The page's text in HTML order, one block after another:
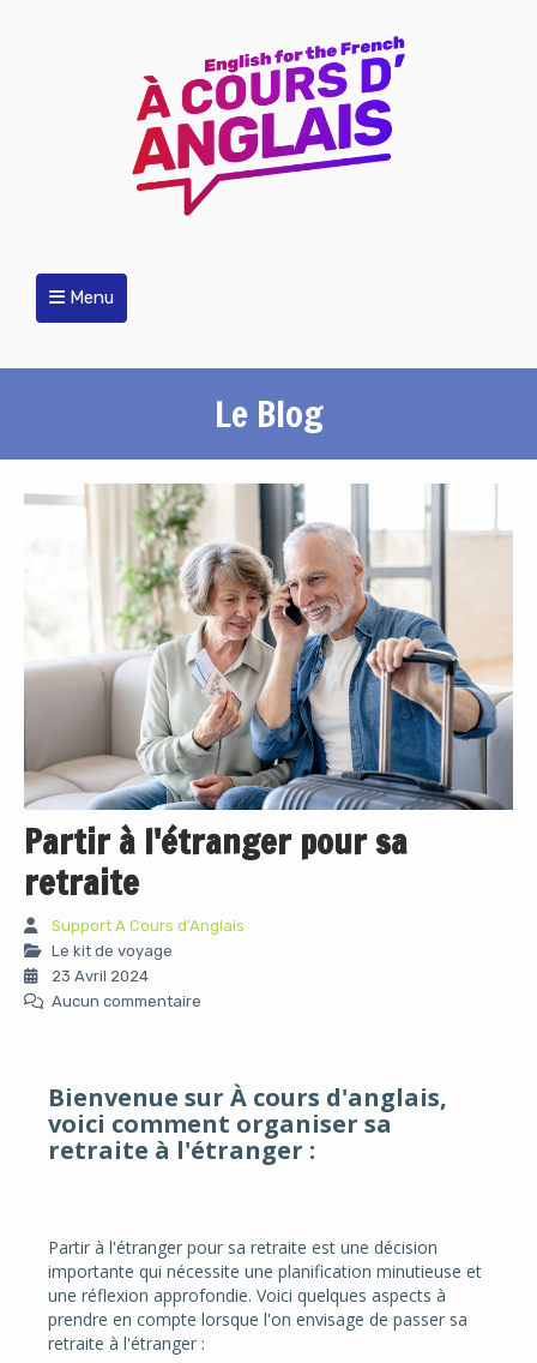
Menu
Le Blog
Partir à l'étranger pour sa
retraite
Support A Cours d'Anglais
Le kit de voyage
23 Avril 2024
Aucun commentaire
Bienvenue sur À cours d'anglais,
voici comment organiser sa
retraite à l'étranger :
Partir à l'étranger pour sa retraite est une décision
importante qui nécessite une planification minutieuse et
une réflexion approfondie. Voici quelques aspects à
prendre en compte lorsque l'on envisage de passer sa
retraite à l'étranger :